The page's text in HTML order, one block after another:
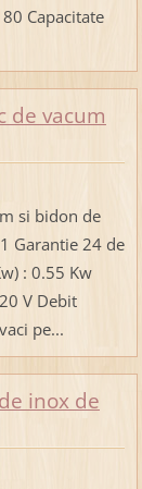
Capacitate
de vacum
si bidon de
Garantie 24 de
: 0.55 Kw
V Debit
pe...
inox de